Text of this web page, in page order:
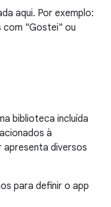
aqui. Por exemplo:
com "Gostei" ou
biblioteca incluída
à
apresenta diversos
para definir o app